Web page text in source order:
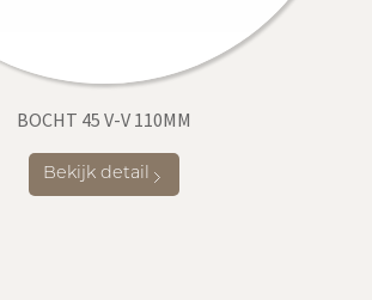
BOCHT 45 V-V 110MM
Bekijk detail